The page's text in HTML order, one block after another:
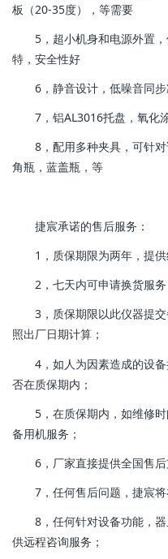
板（20-35度），等需要
5，超小机身和电源外置
特，安全性好
6，静音设计，低噪音同
7，铝AL3016托盘，氧化
8，配用多种夹具，可针
角瓶，蓝盖瓶，等
捷宸承诺的售后服务：
1，质保期限为两年，提供
2，七天内可申请换货服务
3，质保期限以此仪器提
照出厂日期计算；
4，如人为因素造成的设
否在质保期内；
5，在质保期内，如维修
备用机服务；
6，厂家直接提供全国售
7，任何售后问题，捷宸
8，任何针对设备功能，
供远程咨询服务；